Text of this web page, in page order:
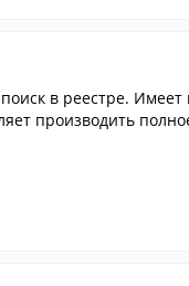
в реестре.
производить